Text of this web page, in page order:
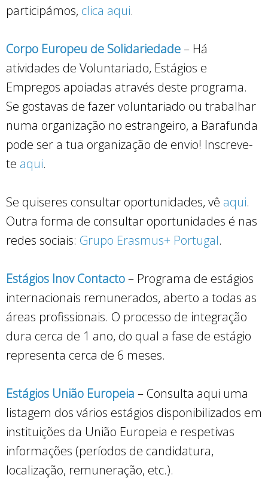
participámos, clica aqui.
Corpo Europeu de Solidariedade– Há
atividades de Voluntariado, Estágios e
Empregos apoiadas através deste programa.
Se gostavas de fazer voluntariado ou trabalhar
numa organização no estrangeiro, a Barafunda
pode ser a tua organização de envio! Inscreve-
te aqui.
Se quiseres consultar oportunidades, vê aqui.
Outra forma de consultar oportunidades é nas
redes sociais: Grupo Erasmus+ Portugal.
Estágios Inov Contacto– Programa de estágios
internacionais remunerados, aberto a todas as
áreas profissionais. O processo de integração
dura cerca de 1 ano, do qual a fase de estágio
representa cerca de 6 meses.
Estágios União Europeia – Consulta aqui uma
listagem dos vários estágios disponibilizados em
instituições da União Europeia e respetivas
informações (períodos de candidatura,
localização, remuneração, etc.).